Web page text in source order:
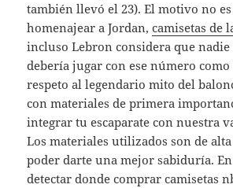
también llevó el 23). El motivo no
homenajear a Jordan,camisetas de
incluso Lebron considera que nadie
debería jugar con ese número
respeto al legendario mito del
con materiales de primera
integrar tu escaparate con nuestra
Los materiales utilizados son de
poder darte una mejor sabiduría.
detectar donde comprar camisetas